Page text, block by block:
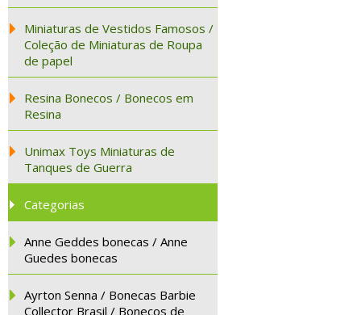
Miniaturas de Vestidos Famosos /
Coleção de Miniaturas de Roupa
de papel
Resina Bonecos / Bonecos em
Resina
Unimax Toys Miniaturas de
Tanques de Guerra
Categorias
Anne Geddes bonecas / Anne
Guedes bonecas
Ayrton Senna / Bonecas Barbie
Collector Brasil / Bonecos de